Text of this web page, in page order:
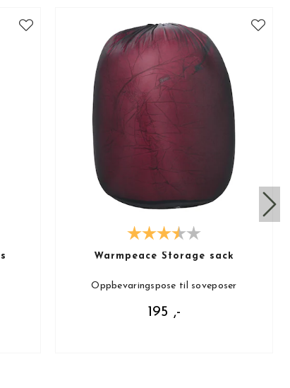
Warmpeace Storage sack
Oppbevaringspose til soveposer
195 ,-